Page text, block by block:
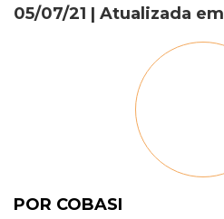
05/07/21 | Atualizada em
POR COBASI